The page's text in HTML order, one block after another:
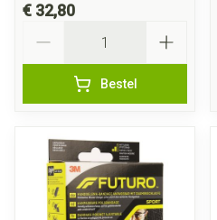
€ 32,80
Bestel